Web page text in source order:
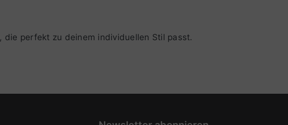
, die perfekt zu deinem individuellen Stil passt.